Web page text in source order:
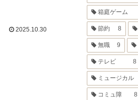
2025.10.30
箱庭ゲーム
節約 8
無職 9
テレビ 8
ミュージカル
コミュ障 8